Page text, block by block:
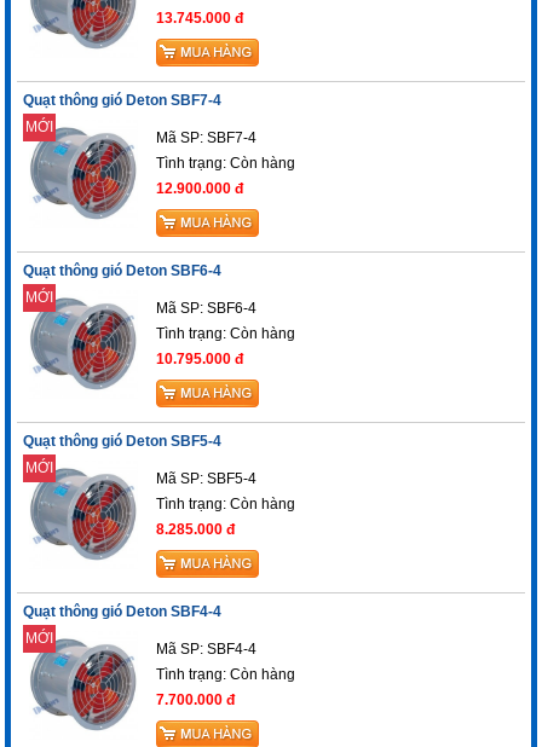
13.745.000 đ
Quạt thông gió Deton SBF7-4
MỚI
Mã SP: SBF7-4
Tình trạng:Còn hàng
12.900.000 đ
Quạt thông gió Deton SBF6-4
MỚI
Mã SP: SBF6-4
Tình trạng:Còn hàng
10.795.000 đ
Quạt thông gió Deton SBF5-4
MỚI
Mã SP: SBF5-4
Tình trạng:Còn hàng
8.285.000 đ
Quạt thông gió Deton SBF4-4
MỚI
Mã SP: SBF4-4
Tình trạng:Còn hàng
7.700.000 đ